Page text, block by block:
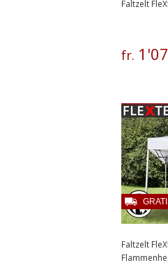
Faltzelt
fr. 1 '
Faltzelt